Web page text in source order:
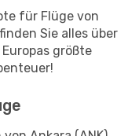
für Flüge von
Sie alles über
größte